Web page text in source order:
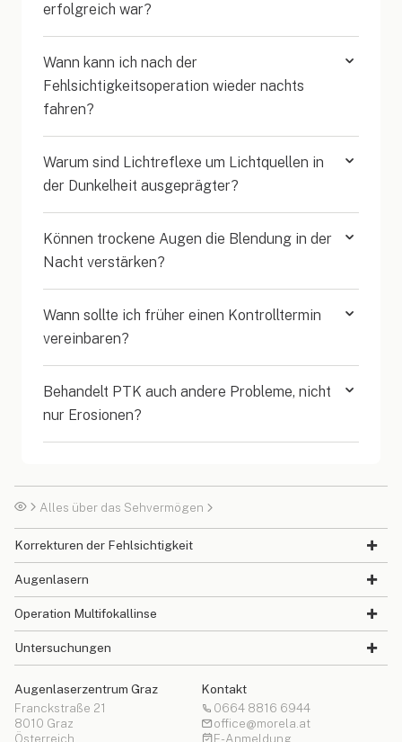
erfolgreich war?
Wann kann ich nach der
Fehlsichtigkeitsoperation wieder nachts
fahren?
Warum sind Lichtreflexe um Lichtquellen in
der Dunkelheit ausgeprägter?
Können trockene Augen die Blendung in der
Nacht verstärken?
Wann sollte ich früher einen Kontrolltermin
vereinbaren?
Behandelt PTK auch andere Probleme, nicht
nur Erosionen?
Alles über das Sehvermögen
Korrekturen der Fehlsichtigkeit
Augenlasern
Operation Multifokallinse
Untersuchungen
Augenlaserzentrum Graz
Franckstraße 21
8010 Graz
Österreich
Kontakt
0664 8816 6944
office@morela.at
E-Anmeldung